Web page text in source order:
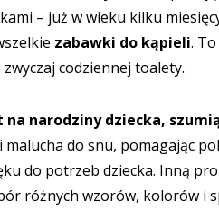
– już w wieku kilku
zabawki do kąpieli.
codziennej toalety.
na narodziny dziecka,
do snu, pomagając
do potrzeb dziecka. Inną
różnych wzorów, kolorów i